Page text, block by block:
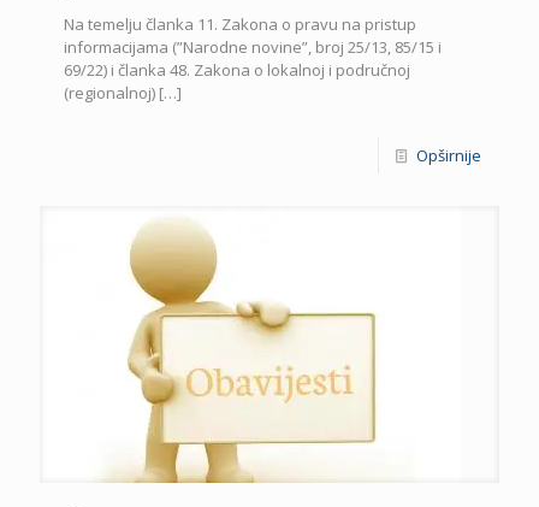
Na temelju članka 11. Zakona o pravu na pristup
informacijama (”Narodne novine”, broj 25/13, 85/15 i
69/22) i članka 48. Zakona o lokalnoj i područnoj
(regionalnoj) […]
Opširnije